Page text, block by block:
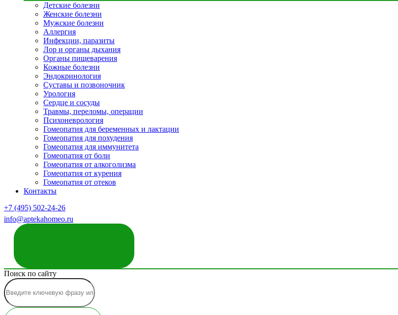
Детские болезни
Женские болезни
Мужские болезни
Аллергия
Инфекции, паразиты
Лор и органы дыхания
Органы пищеварения
Кожные болезни
Эндокринология
Суставы и позвоночник
Урология
Сердце и сосуды
Травмы, переломы, операции
Психоневрология
Гомеопатия для беременных и лактации
Гомеопатия для похудения
Гомеопатия для иммунитета
Гомеопатия от боли
Гомеопатия от алкоголизма
Гомеопатия от курения
Гомеопатия от отеков
Контакты
+7 (495) 502-24-26
info@aptekahomeo.ru
Поиск по сайту